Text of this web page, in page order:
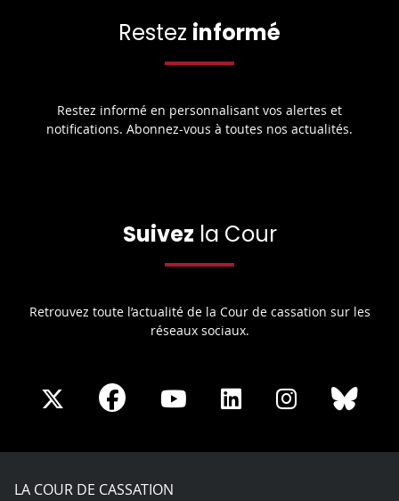
Restez informé
Restez informé en personnalisant vos alertes et
notifications. Abonnez-vous à toutes nos actualités.
Suivez la Cour
Retrouvez toute l’actualité de la Cour de cassation sur les
réseaux sociaux.
Share
X
Share
Facebook
Share
Youtube
Share
LinkedIn
Share
Instagram
LA COUR DE CASSATION